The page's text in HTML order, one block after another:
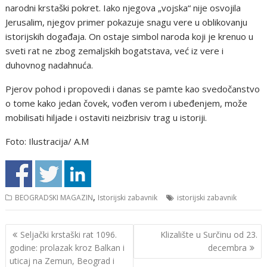
narodni krstaški pokret. Iako njegova „vojska“ nije osvojila
Jerusalim, njegov primer pokazuje snagu vere u oblikovanju
istorijskih događaja. On ostaje simbol naroda koji je krenuo u
sveti rat ne zbog zemaljskih bogatstava, već iz vere i
duhovnog nadahnuća.
Pjerov pohod i propovedi i danas se pamte kao svedočanstvo
o tome kako jedan čovek, vođen verom i ubeđenjem, može
mobilisati hiljade i ostaviti neizbrisiv trag u istoriji.
Foto: Ilustracija/ A.M
BEOGRADSKI MAGAZIN, Istorijski zabavnik istorijski zabavnik
Кретање
чланка
Seljački krstaški rat 1096.
godine: prolazak kroz Balkan i
uticaj na Zemun, Beograd i
Klizalište u Surčinu od 23.
decembra